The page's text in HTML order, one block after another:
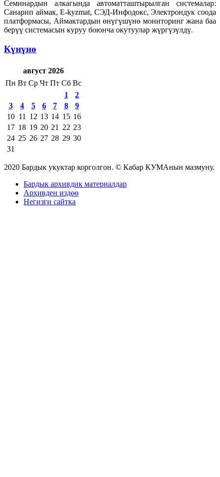
Семинардын алкагында автоматташтырылган системалар:
Санарип аймак, E-kyzmat, СЭД-Инфодокс, Электрондук соода
платформасы, Аймактардын өнүгүшүнө мониторинг жана баа
берүү системасын куруу боюнча окутуулар жүргүзүлдү.
Күнүнө
август 2026
Пн Вт Ср Чт Пт Сб Вс
1
2
3
4 5 6 7 8
9
10 11 12 13 14 15 16
17 18 19 20 21 22 23
24 25 26 27 28 29 30
31
2020 Бардык укуктар корголгон. © Кабар КУМАнын мазмуну.
Бардык архивдик материалдар
Архивден издөө
Негизги сайтка